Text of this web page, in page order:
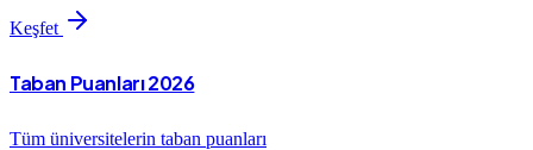
Keşfet
Taban Puanları 2026
Tüm üniversitelerin taban puanları